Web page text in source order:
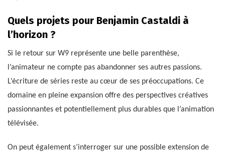
Quels projets pour Benjamin Castaldi à
l’horizon ?
Si le retour sur W9 représente une belle parenthèse,
l’animateur ne compte pas abandonner ses autres passions.
L’écriture de séries reste au cœur de ses préoccupations. Ce
domaine en pleine expansion offre des perspectives créatives
passionnantes et potentiellement plus durables que l’animation
télévisée.
On peut également s’interroger sur une possible extension de